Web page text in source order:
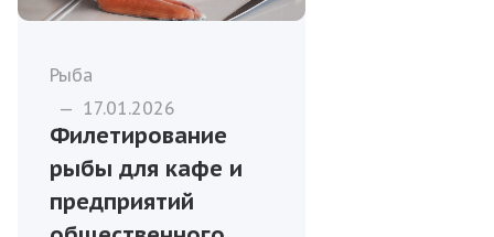
Рыба
— 17.01.2026
Филетирование
рыбы для кафе и
предприятий